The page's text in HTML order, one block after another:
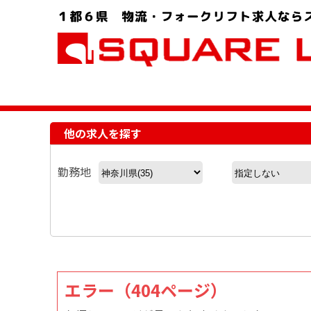
他の求人を探す
勤務地
エラー（404ページ）